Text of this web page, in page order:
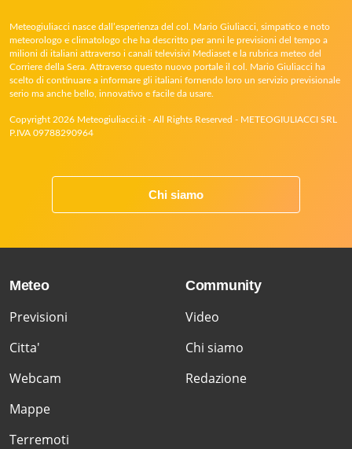
Meteogiuliacci nasce dall’esperienza del col. Mario Giuliacci, simpatico e noto
meteorologo e climatologo che ha descritto per anni le previsioni del tempo a
milioni di italiani attraverso i canali televisivi Mediaset e la rubrica meteo del
Corriere della Sera. Attraverso questo nuovo portale il col. Mario Giuliacci ha
scelto di continuare a informare gli italiani fornendo loro un servizio previsionale
serio ma anche bello, innovativo e facile da usare.
Copyright 2026 Meteogiuliacci.it - All Rights Reserved - METEOGIULIACCI SRL
P.IVA 09788290964
Chi siamo
Meteo
Previsioni
Citta'
Webcam
Mappe
Terremoti
Community
Video
Chi siamo
Redazione